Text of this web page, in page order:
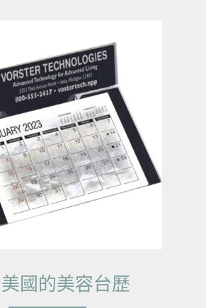
國的美容台歷